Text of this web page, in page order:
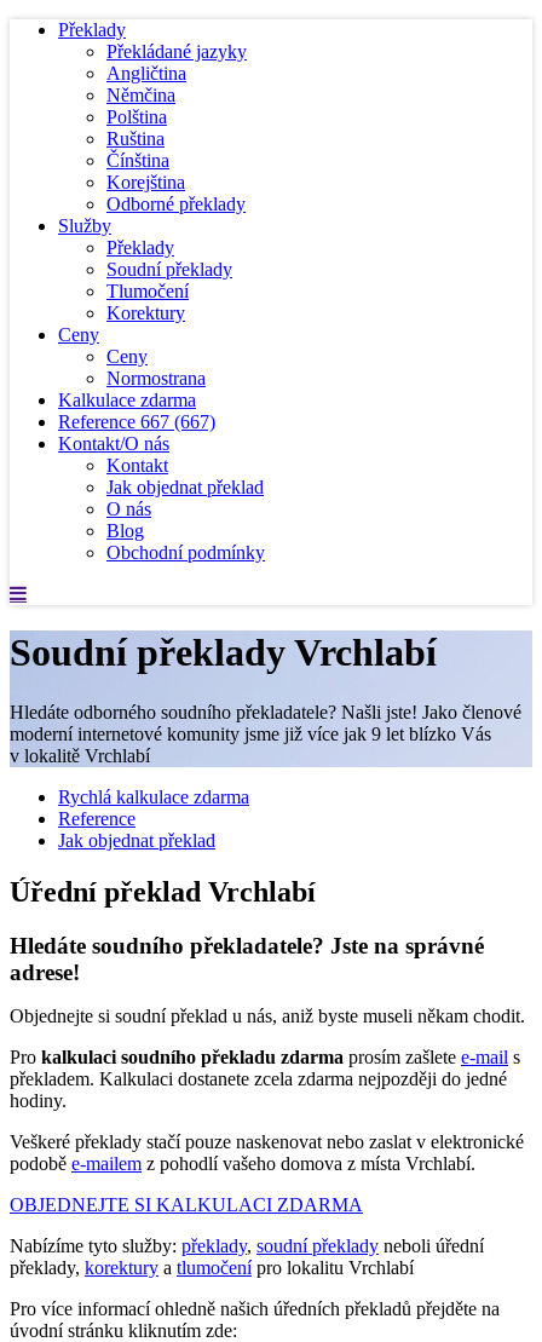
Překlady
Překládané jazyky
Angličtina
Němčina
Polština
Ruština
Čínština
Korejština
Odborné překlady
Služby
Překlady
Soudní překlady
Tlumočení
Korektury
Ceny
Ceny
Normostrana
Kalkulace zdarma
Reference 667 (667)
Kontakt/O nás
Kontakt
Jak objednat překlad
O nás
Blog
Obchodní podmínky
Soudní překlady Vrchlabí
Hledáte odborného soudního překladatele? Našli jste! Jako členové
moderní internetové komunity jsme již více jak 9 let blízko Vás
v lokalitě Vrchlabí
Rychlá kalkulace zdarma
Reference
Jak objednat překlad
Úřední překlad Vrchlabí
Hledáte soudního překladatele? Jste na správné
adrese!
Objednejte si soudní překlad u nás, aniž byste museli někam chodit.
Pro kalkulaci soudního překladu zdarma prosím zašlete e-mail s
překladem. Kalkulaci dostanete zcela zdarma nejpozději do jedné
hodiny.
Veškeré překlady stačí pouze naskenovat nebo zaslat v elektronické
podobě e-mailem z pohodlí vašeho domova z místa Vrchlabí.
OBJEDNEJTE SI KALKULACI ZDARMA
Nabízíme tyto služby: překlady, soudní překlady neboli úřední
překlady, korektury a tlumočenípro lokalitu Vrchlabí
Pro více informací ohledně našich úředních překladů přejděte na
úvodní stránku kliknutím zde: